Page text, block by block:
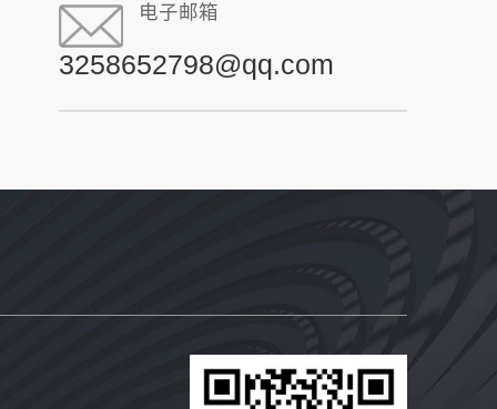
电子邮箱
3258652798@qq.com